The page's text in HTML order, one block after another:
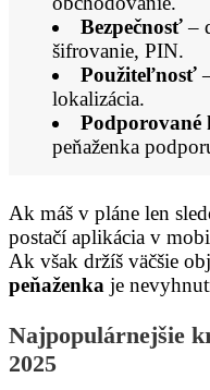
Bezpečnosť–
šifrovanie, PIN.
Použiteľnosť
lokalizácia.
peňaženka
Ak máš v pláne len
postačí aplikácia v
Ak však držíš väčšie
peňaženka je
Najpopulárnejšie
2025